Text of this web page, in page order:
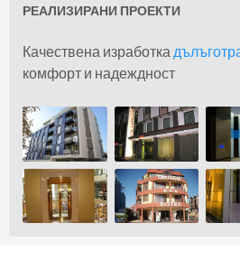
РЕАЛИЗИРАНИ ПРОЕКТИ
Качествена изработка
комфорт и надеждност